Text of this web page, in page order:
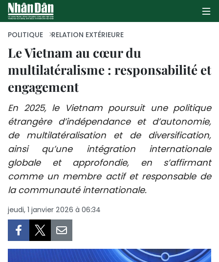
PAGE D'ACCUEIL
ÉCONOMIE
SOCIÉTÉ
CULTURE
TOURISME
ENVIRONNEMENT
FRANCOPHONIE
POLITIQUE RELATION EXTÉRIEURE
Le Vietnam au cœur du
multilatéralisme : responsabilité et
engagement
En 2025, le Vietnam poursuit une politique
étrangère d’indépendance et d’autonomie,
de multilatéralisation et de diversification,
ainsi qu’une intégration internationale
globale et approfondie, en s’affirmant
comme un membre actif et responsable de
la communauté internationale.
jeudi, 1 janvier 2026 à 06:34